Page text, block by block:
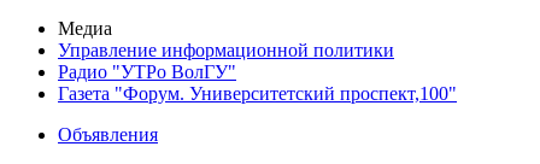
Медиа
Управление информационной политики
Радио "УТРо ВолГУ"
Газета "Форум. Университетский проспект,100"
Объявления